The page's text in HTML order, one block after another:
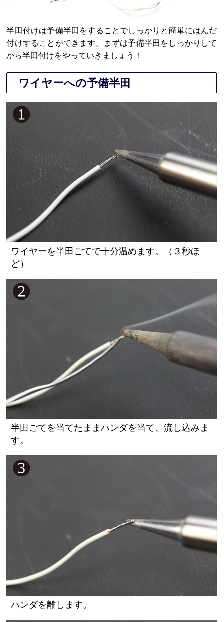
半田付けは予備半田をすることでしっかりと簡単にはんだ
付けすることができます。まずは予備半田をしっかりして
から半田付けをやっていきましょう！
ワイヤーへの予備半田
ワイヤーを半田ごてで十分温めます。（３秒ほ
ど）
半田ごてを当てたままハンダを当て、流し込みま
す。
ハンダを離します。